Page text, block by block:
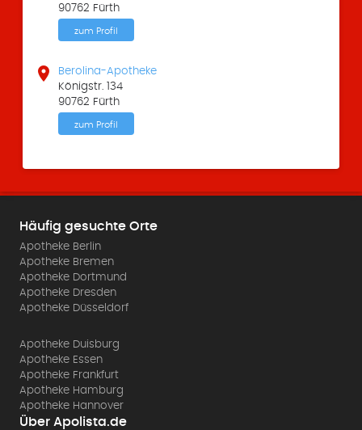
90762 Fürth
zum Profil

Berolina-Apotheke
Königstr. 134
90762 Fürth
zum Profil
Häufig gesuchte Orte
Apotheke Berlin
Apotheke Bremen
Apotheke Dortmund
Apotheke Dresden
Apotheke Düsseldorf
Apotheke Duisburg
Apotheke Essen
Apotheke Frankfurt
Apotheke Hamburg
Apotheke Hannover
Über Apolista.de